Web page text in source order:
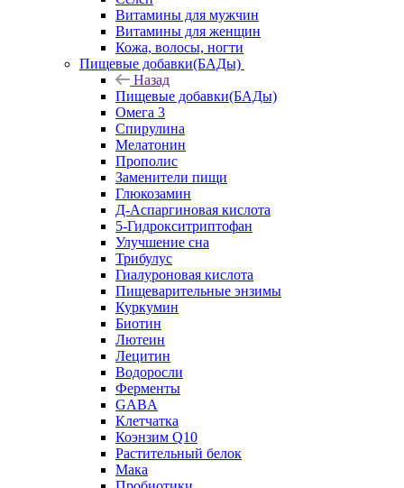
Витамины для мужчин
Витамины для женщин
Кожа, волосы, ногти
Пищевые добавки(БАДы)
Назад
Пищевые добавки(БАДы)
Омега 3
Спирулина
Мелатонин
Прополис
Заменители пищи
Глюкозамин
Д-Аспаргиновая кислота
5-Гидрокситриптофан
Улучшение сна
Трибулус
Гиалуроновая кислота
Пищеварительные энзимы
Куркумин
Биотин
Лютеин
Лецитин
Водоросли
Ферменты
GABA
Клетчатка
Коэнзим Q10
Растительный белок
Мака